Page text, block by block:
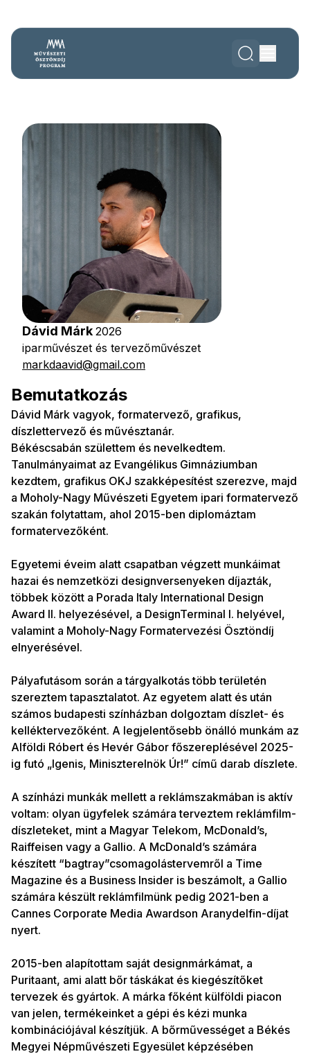
Dávid Márk 2026
iparművészet és tervezőművészet
markdaavid@gmail.com
Bemutatkozás
Dávid Márk vagyok, formatervező, grafikus,
díszlettervező és művésztanár.
Békéscsabán születtem és nevelkedtem.
Tanulmányaimat az Evangélikus Gimnáziumban
kezdtem, grafikus OKJ szakképesítést szerezve, majd
a Moholy-Nagy Művészeti Egyetem ipari formatervező
szakán folytattam, ahol 2015-ben diplomáztam
formatervezőként.
Egyetemi éveim alatt csapatban végzett munkáimat
hazai és nemzetközi designversenyeken díjazták,
többek között a Porada Italy International Design
Award II. helyezésével, a DesignTerminal I. helyével,
valamint a Moholy-Nagy Formatervezési Ösztöndíj
elnyerésével.
Pályafutásom során a tárgyalkotás több területén
szereztem tapasztalatot. Az egyetem alatt és után
számos budapesti színházban dolgoztam díszlet- és
kelléktervezőként. A legjelentősebb önálló munkám az
Alföldi Róbert és Hevér Gábor főszereplésével 2025-
ig futó „Igenis, Miniszterelnök Úr!” című darab díszlete.
A színházi munkák mellett a reklámszakmában is aktív
voltam: olyan ügyfelek számára terveztem reklámfilm-
díszleteket, mint a Magyar Telekom, McDonald’s,
Raiffeisen vagy a Gallio. A McDonald’s számára
készített “bagtray”csomagolástervemről a Time
Magazine és a Business Insider is beszámolt, a Gallio
számára készült reklámfilmünk pedig 2021-ben a
Cannes Corporate Media Awardson Aranydelfin-díjat
nyert.
2015-ben alapítottam saját designmárkámat, a
Puritaant, ami alatt bőr táskákat és kiegészítőket
tervezek és gyártok. A márka főként külföldi piacon
van jelen, termékeinket a gépi és kézi munka
kombinációjával készítjük. A bőrművességet a Békés
Megyei Népművészeti Egyesület képzésében